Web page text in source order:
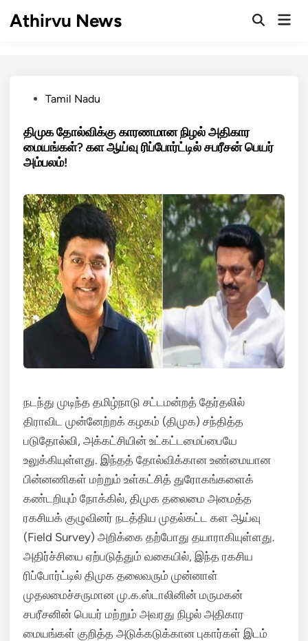
Athirvu News
OpenMain
PostedTamil Nadu
திமுக தோல்விக்கு காரணமான நிழல் அதிகார
மையங்கள்? கள ஆய்வு ரிப்போர்ட்டில் சபரீசன் பெயர்
அம்பலம்!
நடந்து முடிந்த தமிழ்நாடு சட்டமன்றத் தேர்தலில்
திராவிட முன்னேற்றக் கழகம் (திமுக) சந்தித்த
படுதோல்வி, அக்கட்சியின் உட்கட்டமைப்பையே
உலுக்கியுள்ளது. இந்தத் தோல்விக்கான உண்மையான
பின்னணிகள் மற்றும் உள்கட்சித் துரோகங்களைக்
கண்டறியும் நோக்கில், திமுக தலைமை அமைத்த
ரகசியக் குழுவினர் நடத்திய முதல்கட்ட கள ஆய்வு
(Field Survey) அறிக்கை தற்போது தயாராகியுள்ளது.
அதிர்ச்சியை ஏற்படுத்தும் வகையில், இந்த ரகசிய
ரிப்போர்ட்டில் திமுக தலைவரும் முன்னாள்
முதலமைச்சருமான மு.க.ஸ்டாலினின் மருமகன்
சபரீசனின் பெயர் மற்றும் அவரது நிழல் அதிகார
மையங்கள் குறித்த அடுக்கடுக்கான புகார்கள் இடம்